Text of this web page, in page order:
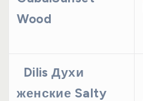
Wood
Dilis Духи
женские Salty